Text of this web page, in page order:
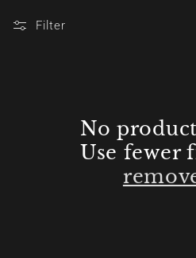
Filter
No
Use fewer